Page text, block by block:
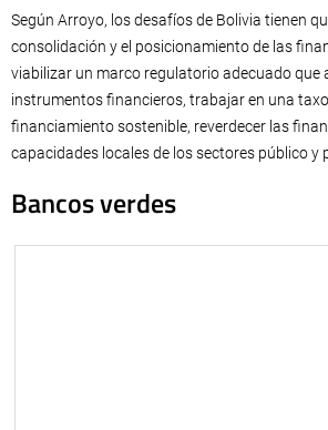
Según Arroyo, los desafíos de Bolivia tienen
consolidación y el posicionamiento de las
viabilizar un marco regulatorio adecuado que
instrumentos financieros, trabajar en una
financiamiento sostenible, reverdecer las
capacidades locales de los sectores público y
Bancos verdes